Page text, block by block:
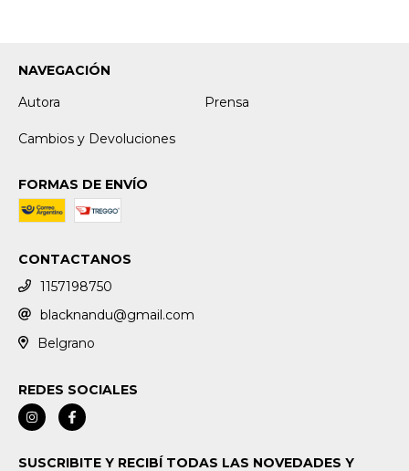
NAVEGACIÓN
Autora
Prensa
Cambios y Devoluciones
FORMAS DE ENVÍO
CONTACTANOS
1157198750
blacknandu@gmail.com
Belgrano
REDES SOCIALES
SUSCRIBITE Y RECIBÍ TODAS LAS NOVEDADES Y